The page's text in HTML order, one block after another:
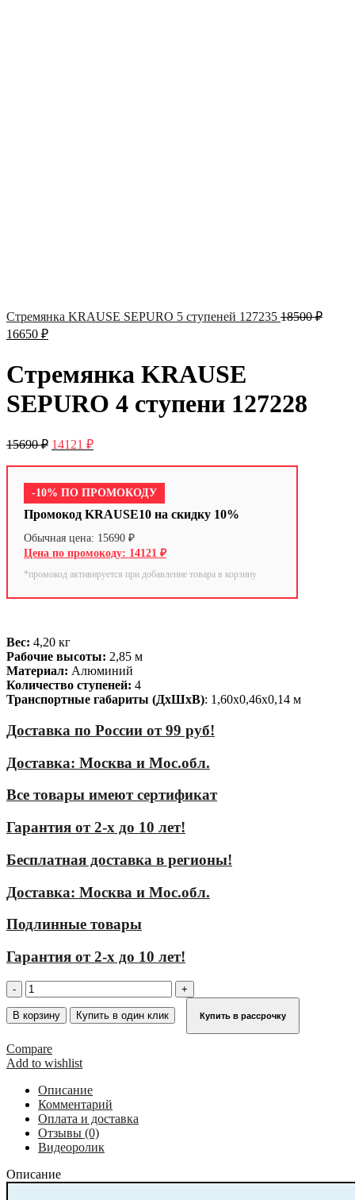
Стремянка KRAUSE SEPURO 5 ступеней 127235 18500₽
16650 ₽
Стремянка KRAUSE
SEPURO 4 ступени 127228
15690₽ 14121 ₽
-10% ПО ПРОМОКОДУ
Промокод KRAUSE10 на скидку 10%
15690 ₽
14121 ₽
*промокод активируется при добавление товара в корзину
Вес: 4,20 кг
Рабочие высоты: 2,85 м
Материал: Алюминий
Количество ступеней: 4
Транспортные габариты (ДхШхВ): 1,60х0,46х0,14 м
Доставка по России от 99 руб!
Доставка: Москва и Мос.обл.
Все товары имеют сертификат
Гарантия от 2-х до 10 лет!
Бесплатная доставка в регионы!
Доставка: Москва и Мос.обл.
Подлинные товары
Гарантия от 2-х до 10 лет!
Количество
товара
Стремянка
SEPURO
4
ступени
127228
В корзину Купить в один клик Купить в рассрочку
Compare
Add to wishlist
Описание
Комментарий
Оплата и доставка
Отзывы (0)
Видеоролик
Описание